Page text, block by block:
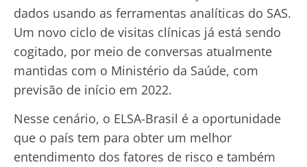
dados usando as ferramentas analíticas do SAS.
Um novo ciclo de visitas clínicas já está sendo
cogitado, por meio de conversas atualmente
mantidas com o Ministério da Saúde, com
previsão de início em 2022.
Nesse cenário, o ELSA-Brasil é a oportunidade
que o país tem para obter um melhor
entendimento dos fatores de risco e também